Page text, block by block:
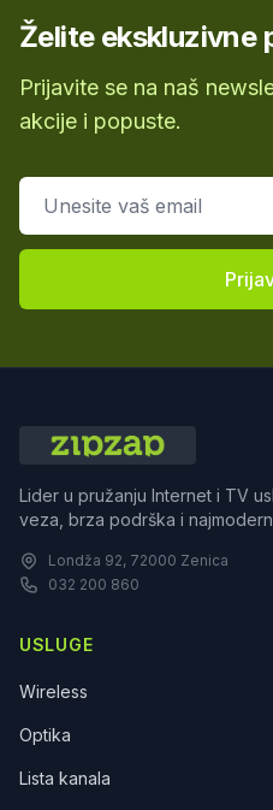
Želite ekskluzivne
Prijavite se na naš
akcije i popuste.
Email adresa
Lider u pružanju Internet i TV
veza, brza podrška i
Londža 92, 72000 Zenica
032 200 860
USLUGE
Wireless
Optika
Lista kanala